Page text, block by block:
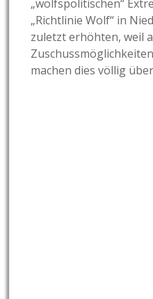
„wolfspolitischen“
„Richtlinie Wolf“ in
zuletzt erhöhten, weil
machen dies völlig